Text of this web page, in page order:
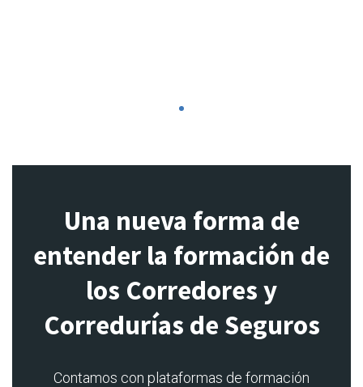
Una nueva forma de
entender la formación de
los Corredores y
Corredurías de Seguros
Contamos con plataformas de formación